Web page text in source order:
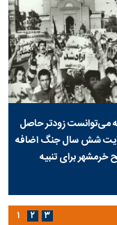
می‌توانست زودتر حاصل
شش سال جنگ اضافه
خرمشهر برای تنبیه
۱ ۲ ۳